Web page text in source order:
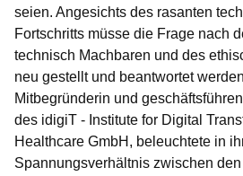
seien. Angesichts des rasanten
Fortschritts müsse die Frage nach
technisch Machbaren und des
neu gestellt und beantwortet
Mitbegründerin und
des idigiT - Institute for Digital
Healthcare GmbH, beleuchtete in
Spannungsverhältnis zwischen